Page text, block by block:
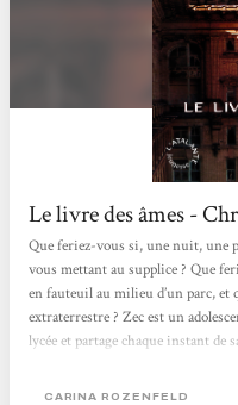
Le livre des âmes -
Que feriez-vous si, une nuit, une
vous mettant au supplice ? Que
en fauteuil au milieu d’un parc,
extraterrestre ? Zec est un
lycée et partage chaque instant de
dure réalité : héritier d’une
CARINA ROZENFELD